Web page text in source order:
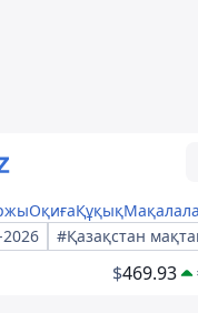
ОқиғаҚұқық
#Қазақстан
$469.93